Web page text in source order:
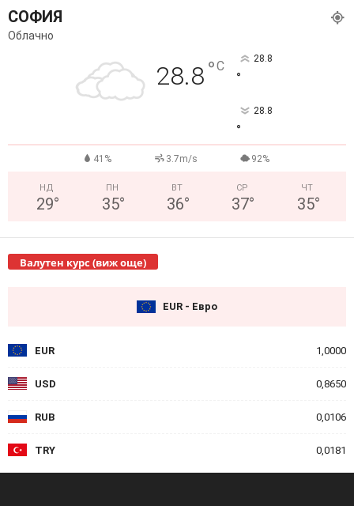
СОФИЯ
Облачно
28.8°C 28.8
°
28.8
°
41% 3.7m/s 92%
НД
29°
ПН
35°
ВТ
36°
СР
37°
ЧТ
35°
Валутен курс (виж още)
EUR - Евро
EUR 1,0000
USD 0,8650
RUB 0,0106
TRY 0,0181